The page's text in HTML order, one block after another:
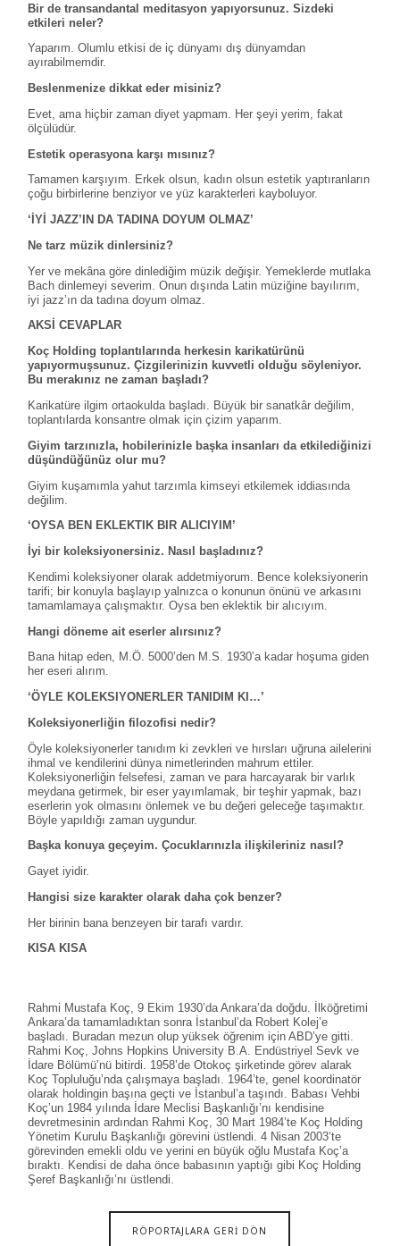
Bir de transandantal meditasyon yapıyorsunuz. Sizdeki
etkileri neler?
Yaparım. Olumlu etkisi de iç dünyamı dış dünyamdan
ayırabilmemdir.
Beslenmenize dikkat eder misiniz?
Evet, ama hiçbir zaman diyet yapmam. Her şeyi yerim, fakat
ölçülüdür.
Estetik operasyona karşı mısınız?
Tamamen karşıyım. Erkek olsun, kadın olsun estetik yaptıranların
çoğu birbirlerine benziyor ve yüz karakterleri kayboluyor.
‘İYİ JAZZ’IN DA TADINA DOYUM OLMAZ’
Ne tarz müzik dinlersiniz?
Yer ve mekâna göre dinlediğim müzik değişir. Yemeklerde mutlaka
Bach dinlemeyi severim. Onun dışında Latin müziğine bayılırım,
iyi jazz’ın da tadına doyum olmaz.
AKSİ CEVAPLAR
Koç Holding toplantılarında herkesin karikatürünü
yapıyormuşsunuz. Çizgilerinizin kuvvetli olduğu söyleniyor.
Bu merakınız ne zaman başladı?
Karikatüre ilgim ortaokulda başladı. Büyük bir sanatkâr değilim,
toplantılarda konsantre olmak için çizim yaparım.
Giyim tarzınızla, hobilerinizle başka insanları da etkilediğinizi
düşündüğünüz olur mu?
Giyim kuşamımla yahut tarzımla kimseyi etkilemek iddiasında
değilim.
‘OYSA BEN EKLEKTIK BIR ALICIYIM’
İyi bir koleksiyonersiniz. Nasıl başladınız?
Kendimi koleksiyoner olarak addetmiyorum. Bence koleksiyonerin
tarifi; bir konuyla başlayıp yalnızca o konunun önünü ve arkasını
tamamlamaya çalışmaktır. Oysa ben eklektik bir alıcıyım.
Hangi döneme ait eserler alırsınız?
Bana hitap eden, M.Ö. 5000’den M.S. 1930’a kadar hoşuma giden
her eseri alırım.
‘ÖYLE KOLEKSIYONERLER TANIDIM KI…’
Koleksiyonerliğin filozofisi nedir?
Öyle koleksiyonerler tanıdım ki zevkleri ve hırsları uğruna ailelerini
ihmal ve kendilerini dünya nimetlerinden mahrum ettiler.
Koleksiyonerliğin felsefesi, zaman ve para harcayarak bir varlık
meydana getirmek, bir eser yayımlamak, bir teşhir yapmak, bazı
eserlerin yok olmasını önlemek ve bu değeri geleceğe taşımaktır.
Böyle yapıldığı zaman uygundur.
Başka konuya geçeyim. Çocuklarınızla ilişkileriniz nasıl?
Gayet iyidir.
Hangisi size karakter olarak daha çok benzer?
Her birinin bana benzeyen bir tarafı vardır.
KISA KISA
Rahmi Mustafa Koç, 9 Ekim 1930’da Ankara’da doğdu. İlköğretimi
Ankara’da tamamladıktan sonra İstanbul’da Robert Kolej’e
başladı. Buradan mezun olup yüksek öğrenim için ABD’ye gitti.
Rahmi Koç, Johns Hopkins University B.A. Endüstriyel Sevk ve
İdare Bölümü’nü bitirdi. 1958’de Otokoç şirketinde görev alarak
Koç Topluluğu’nda çalışmaya başladı. 1964’te, genel koordinatör
olarak holdingin başına geçti ve İstanbul’a taşındı. Babası Vehbi
Koç’un 1984 yılında İdare Meclisi Başkanlığı’nı kendisine
devretmesinin ardından Rahmi Koç, 30 Mart 1984’te Koç Holding
Yönetim Kurulu Başkanlığı görevini üstlendi. 4 Nisan 2003’te
görevinden emekli oldu ve yerini en büyük oğlu Mustafa Koç’a
bıraktı. Kendisi de daha önce babasının yaptığı gibi Koç Holding
Şeref Başkanlığı’nı üstlendi.
RÖPORTAJLARA GERİ DÖN